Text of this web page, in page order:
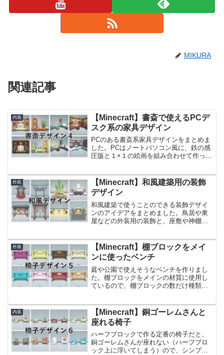
MIKURA
関連記事
内装
【Minecraft】書斎で使えるPCデ
スク系の家具デザイン
PCのある書斎系家具デザインをまとめま
した。PCはノートパソコン風に、鉄の感
圧版と１×１の絵画を組み合わせて作って
イデアです。前回作った書斎で使える家
具アイデアはこちら...
外装
【Minecraft】和風建築用の装飾
デザイン
和風建築で使うことのできる装飾デザイ
ンのアイデアをまとめました。鳥居や東
屋などの外装用の装飾と、座敷や神棚な
門のデザインをご紹介しているので、合
わせてご覧いただけたら嬉...
外装
【Minecraft】棚ブロックをメイ
ンに使ったベンチ
庭や公園で使えそうなベンチを作りまし
た。棚ブロックをメインの材質に使用し
ているので、棚ブロックの数だけ種類が
のに時間がかかりました！前回作った椅
子のアイデアはこちらです。
【Minecraft】ヘルメットのあるソファー
デザイン
内装
【Minecraft】銅ゴーレムさんと
座れる椅子
ハーフブロックで作る定番の椅子だと、
銅ゴーレムさんが座れない（ハーフブロ
ック上に浮いてしまう）ので、シンプル